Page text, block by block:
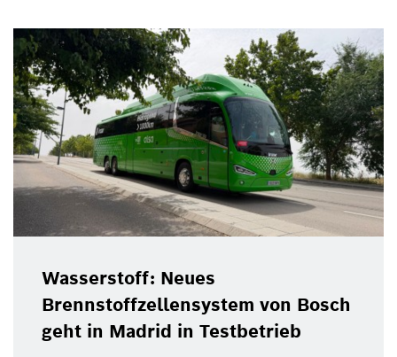
Wasserstoff: Neues
Brennstoffzellensystem von Bosch
geht in Madrid in Testbetrieb